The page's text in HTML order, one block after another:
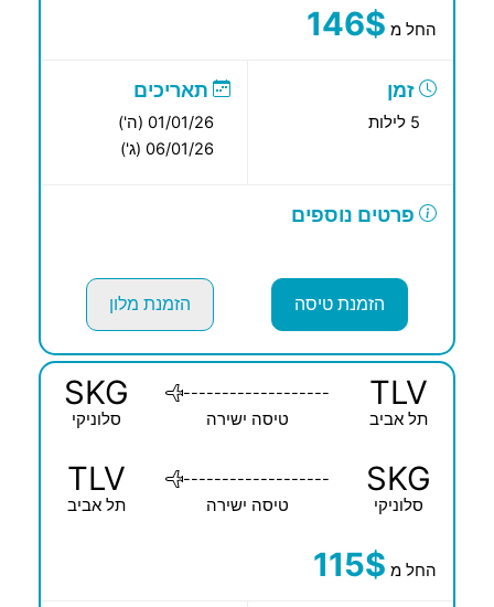
החל מ 146$
זמן תאריכים
01/01/26 (ה')
06/01/26 (ג')
פרטים נוספים
הזמנת טיסה הזמנת מלון
TLV
תל אביב
-------------------
טיסה ישירה
SKG
סלוניקי
SKG
סלוניקי
-------------------
טיסה ישירה
TLV
תל אביב
החל מ 115$